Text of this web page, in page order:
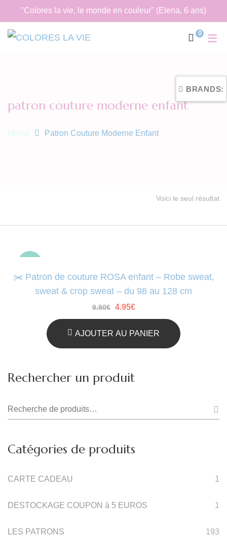
"Colores la vie, le monde en couleur" (Elena, 6 ans)
0
patron couture moderne enfant
Home Patron Couture Moderne Enfant
Voici le seul résultat
✂️ Patron de couture ROSA enfant – Robe sweat,
sweat & crop sweat – du 98 au 128 cm
9.90€ Le
était :
9.90€.
4.95€Le
est :
4.95€.
AJOUTER AU PANIER
Rechercher un produit
Recherche
Catégories de produits
CARTE CADEAU 1
DESTOCKAGE COUPON à 5 EUROS 1
LES PATRONS 193
BRANDS: